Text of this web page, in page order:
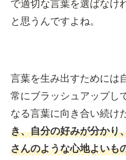
で適切な言葉を選ばなけ
と思うんですよね。
言葉を生み出すためには
常にブラッシュアップし
なる言葉に向き合い続け
き、自分の好みが分かり
さんのような心地よいも